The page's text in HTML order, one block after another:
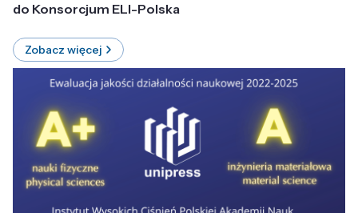
do Konsorcjum ELI-Polska
Zobacz więcej